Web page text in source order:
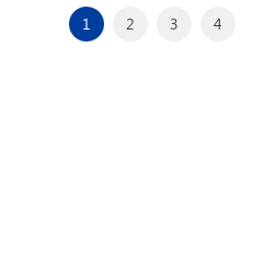
1 2 3 4